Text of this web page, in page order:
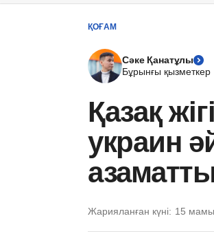
ҚОҒАМ
Сәке Қанатұлы
Бұрынғы қызметкер
Қазақ
украин
Жарияланған күні: 15